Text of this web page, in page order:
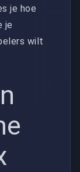
je hoe
je
wilt